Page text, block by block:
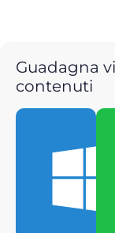
Guadagna
contenuti